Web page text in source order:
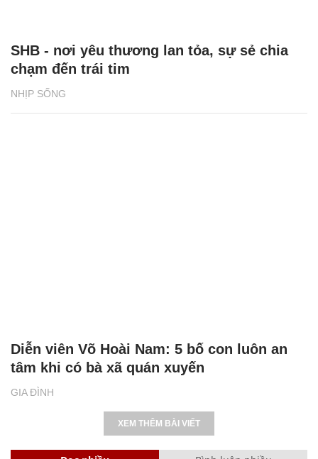
NHỊP SỐNG
SHB - nơi yêu thương lan tỏa, sự sẻ chia
chạm đến trái tim
GIA ĐÌNH
Diễn viên Võ Hoài Nam: 5 bố con luôn an
tâm khi có bà xã quán xuyến
XEM THÊM BÀI VIẾT